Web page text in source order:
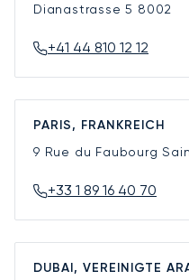
Dianastrasse 5 8002
+41 44 810 12 12
PARIS, FRANKREICH
9 Rue du Faubourg
+33 1 89 16 40 70
DUBAI, VEREINIGTE